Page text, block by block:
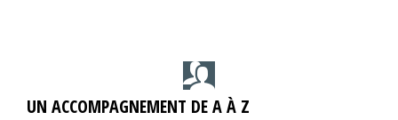
UN ACCOMPAGNEMENT DE A À Z